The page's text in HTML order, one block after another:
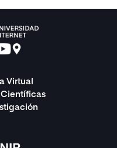
Virtual
Científicas